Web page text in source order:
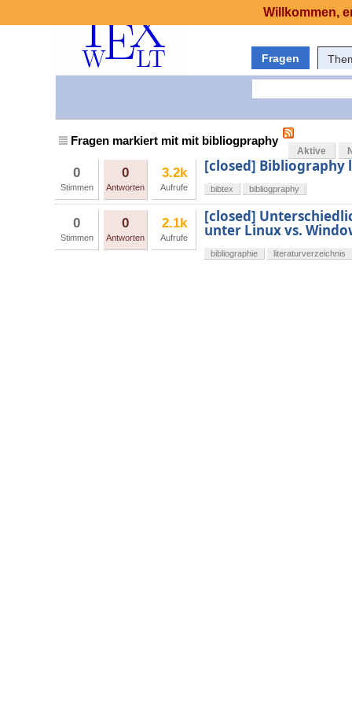
Fragen
Fragen markiert mit mit bibliogpraphy
Aktive
0
Stimmen
0
Antworten
3.2k
Aufrufe
[closed] Bibliography
bibtex bibliogpraphy
0
Stimmen
0
Antworten
2.1k
Aufrufe
[closed]
unter Linux vs.
bibliographie literaturverzeichnis
Willkommen,